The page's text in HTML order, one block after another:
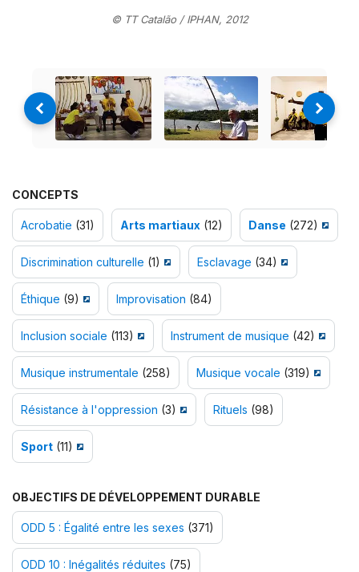
© TT Catalão / IPHAN, 2012
CONCEPTS
Acrobatie (31) Arts martiaux (12) Danse (272)
Discrimination culturelle (1) Esclavage (34)
Éthique (9) Improvisation (84)
Inclusion sociale (113) Instrument de musique (42)
Musique instrumentale (258) Musique vocale (319)
Résistance à l'oppression (3) Rituels (98)
Sport (11)
OBJECTIFS DE DÉVELOPPEMENT DURABLE
ODD 5 : Égalité entre les sexes (371)
ODD 10 : Inégalités réduites (75)